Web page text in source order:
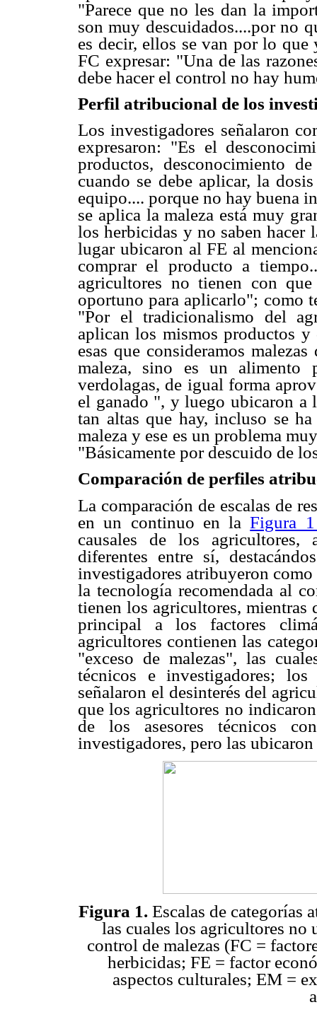
"Parece que no les dan la
son muy descuidados....por no
es decir, ellos se van por lo
FC expresar: "Una de las
debe hacer el control no hay
Perfil atribucional de los
Los investigadores señalaron
expresaron: "Es el
productos, desconocimiento
cuando se debe aplicar, la
equipo.... porque no hay buena
se aplica la maleza está muy
los herbicidas y no saben hacer
lugar ubicaron al FE al
comprar el producto a
agricultores no tienen con
oportuno para aplicarlo"; como
"Por el tradicionalismo del
aplican los mismos productos y
esas que consideramos
maleza, sino es un alimento
verdolagas, de igual forma
el ganado ", y luego ubicaron a
tan altas que hay, incluso se
maleza y ese es un problema
"Básicamente por descuido de
Comparación de perfiles
La comparación de escalas de
en un continuo en laFigura
causales de los agricultores,
diferentes entre sí,
investigadores atribuyeron
la tecnología recomendada al
tienen los agricultores, mientras
principal a los factores
agricultores contienen las
"exceso de malezas", las
técnicos e investigadores;
señalaron el desinterés del
que los agricultores no
de los asesores técnicos
investigadores, pero las
Figura 1. Escalas de categorías
las cuales los agricultores no
control de malezas (FC =
herbicidas; FE = factor
aspectos culturales; EM =